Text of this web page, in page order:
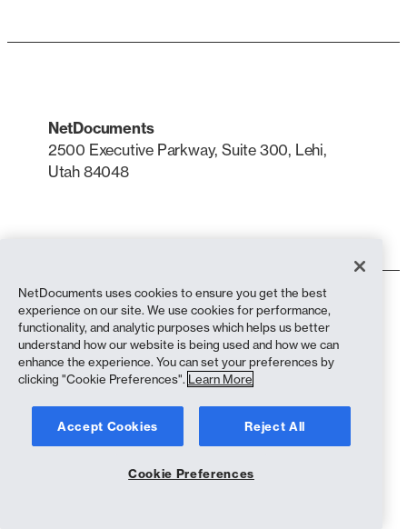
NetDocuments
2500 Executive Parkway, Suite 300, Lehi,
Utah 84048
Condiciones de uso
Política de privacidad
Política de privacidad (residentes en California)
Declaración contra la esclavitud
Política de cookies
Copyright © 2026 NetDocuments Software, Inc. Todos los derechos
NetDocuments uses cookies to ensure you get the best
experience on our site. We use cookies for performance,
functionality, and analytic purposes which helps us better
understand how our website is being used and how we can
enhance the experience. You can set your preferences by
clicking "Cookie Preferences". Learn More
Accept Cookies Reject All
Cookie Preferences